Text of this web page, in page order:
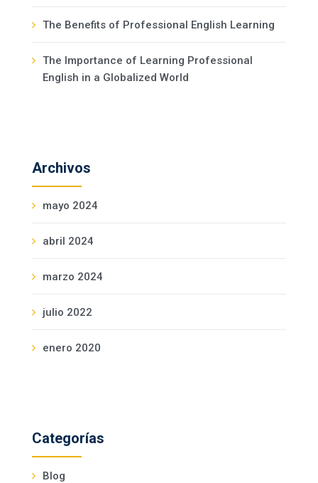
The Benefits of Professional English Learning
The Importance of Learning Professional
English in a Globalized World
Archivos
mayo 2024
abril 2024
marzo 2024
julio 2022
enero 2020
Categorías
Blog